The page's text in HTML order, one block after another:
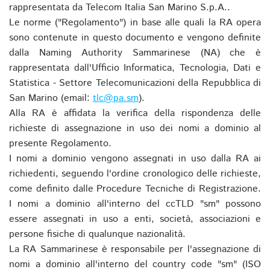
rappresentata da Telecom Italia San Marino S.p.A..
Le norme ("Regolamento") in base alle quali la RA opera
sono contenute in questo documento e vengono definite
dalla Naming Authority Sammarinese (NA) che è
rappresentata dall'Ufficio Informatica, Tecnologia, Dati e
Statistica - Settore Telecomunicazioni della Repubblica di
San Marino (email: tlc@pa.sm).
Alla RA è affidata la verifica della rispondenza delle
richieste di assegnazione in uso dei nomi a dominio al
presente Regolamento.
I nomi a dominio vengono assegnati in uso dalla RA ai
richiedenti, seguendo l'ordine cronologico delle richieste,
come definito dalle Procedure Tecniche di Registrazione.
I nomi a dominio all'interno del ccTLD "sm" possono
essere assegnati in uso a enti, società, associazioni e
persone fisiche di qualunque nazionalità.
La RA Sammarinese è responsabile per l'assegnazione di
nomi a dominio all'interno del country code "sm" (ISO